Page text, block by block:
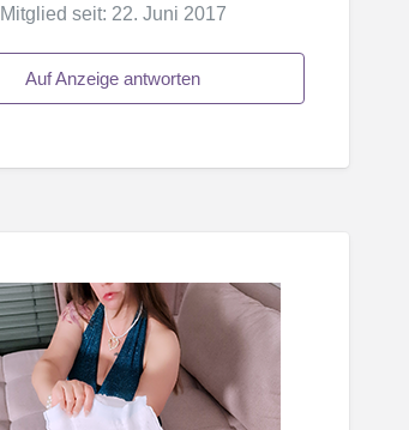
Mitglied seit: 22. Juni 2017
Auf Anzeige antworten